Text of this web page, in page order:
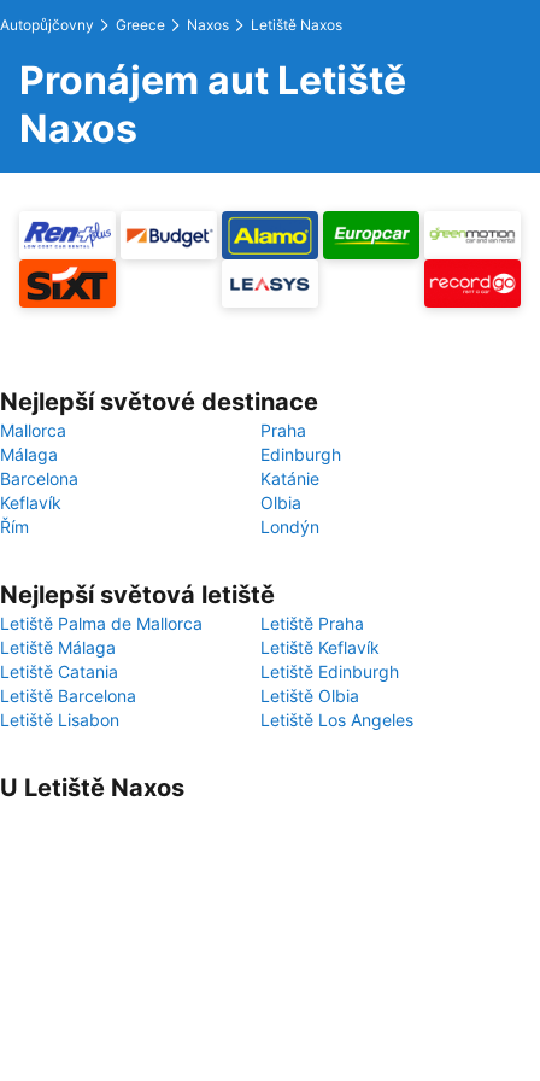
Autopůjčovny Greece Naxos Letiště Naxos
Pronájem aut Letiště
Naxos
Nejlepší světové destinace
Mallorca
Praha
Málaga
Edinburgh
Barcelona
Katánie
Keflavík
Olbia
Řím
Londýn
Nejlepší světová letiště
Letiště Palma de Mallorca
Letiště Praha
Letiště Málaga
Letiště Keflavík
Letiště Catania
Letiště Edinburgh
Letiště Barcelona
Letiště Olbia
Letiště Lisabon
Letiště Los Angeles
U Letiště Naxos